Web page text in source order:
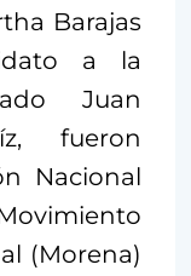
Barajas
a la
Juan
fueron
Nacional
(Morena)